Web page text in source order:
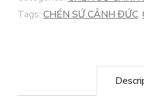
quantity
Tags: CHÉN SỨ CẢNH ĐỨC,